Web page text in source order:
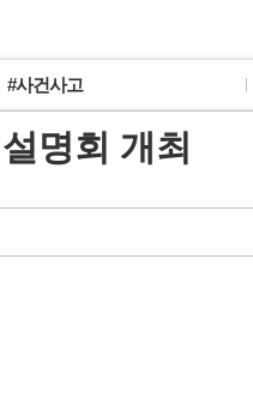
#사건사고
명회 개최